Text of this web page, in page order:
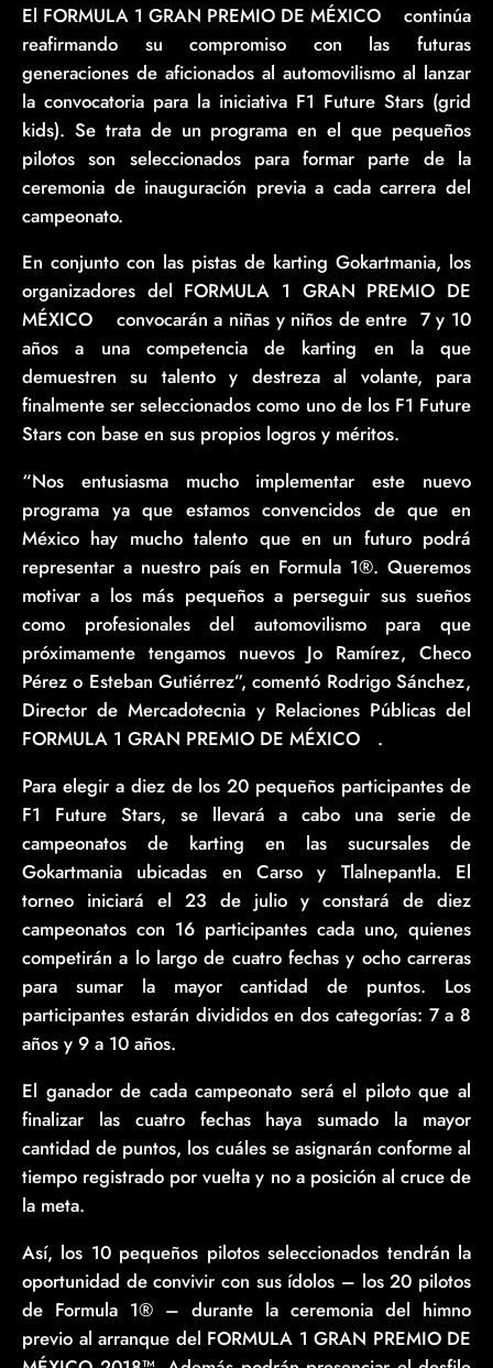
El FORMULA 1 GRAN PREMIO DE MÉXICO
continúa
reafirmando su compromiso con las futuras
generaciones de aficionados al automovilismo al lanzar
la convocatoria para la iniciativa F1 Future Stars (grid
kids). Se trata de un programa en el que pequeños
pilotos son seleccionados para formar parte de la
ceremonia de inauguración previa a cada carrera del
campeonato.
En conjunto con las pistas de karting Gokartmania, los
organizadores del FORMULA 1 GRAN PREMIO DE
MÉXICO
convocarán a niñas y niños de entre 7 y 10
años a una competencia de karting en la que
demuestren su talento y destreza al volante, para
finalmente ser seleccionados como uno de los F1 Future
Stars con base en sus propios logros y méritos.
“Nos entusiasma mucho implementar este nuevo
programa ya que estamos convencidos de que en
México hay mucho talento que en un futuro podrá
representar a nuestro país en Formula 1®. Queremos
motivar a los más pequeños a perseguir sus sueños
como profesionales del automovilismo para que
próximamente tengamos nuevos Jo Ramírez, Checo
Pérez o Esteban Gutiérrez”, comentó Rodrigo Sánchez,
Director de Mercadotecnia y Relaciones Públicas del
FORMULA 1 GRAN PREMIO DE MÉXICO
.
Para elegir a diez de los 20 pequeños participantes de
F1 Future Stars, se llevará a cabo una serie de
campeonatos de karting en las sucursales de
Gokartmania ubicadas en Carso y Tlalnepantla. El
torneo iniciará el 23 de julio y constará de diez
campeonatos con 16 participantes cada uno, quienes
competirán a lo largo de cuatro fechas y ocho carreras
para sumar la mayor cantidad de puntos. Los
participantes estarán divididos en dos categorías: 7 a 8
años y 9 a 10 años.
El ganador de cada campeonato será el piloto que al
finalizar las cuatro fechas haya sumado la mayor
cantidad de puntos, los cuáles se asignarán conforme al
tiempo registrado por vuelta y no a posición al cruce de
la meta.
Así, los 10 pequeños pilotos seleccionados tendrán la
oportunidad de convivir con sus ídolos – los 20 pilotos
de Formula 1® – durante la ceremonia del himno
previo al arranque del FORMULA 1 GRAN PREMIO DE